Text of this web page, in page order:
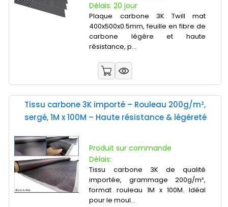
Délais: 20 jour
Plaque carbone 3K Twill mat
400x500x0.5mm, feuille en fibre de
carbone légère et haute
résistance, p...
Tissu carbone 3K importé – Rouleau 200g/m²,
sergé, 1M x 100M – Haute résistance & légèreté
Produit sur commande
Délais:
Tissu carbone 3K de qualité
importée, grammage 200g/m²,
format rouleau 1M x 100M. Idéal
pour le moul...